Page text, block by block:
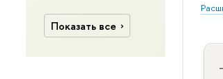
Показать все